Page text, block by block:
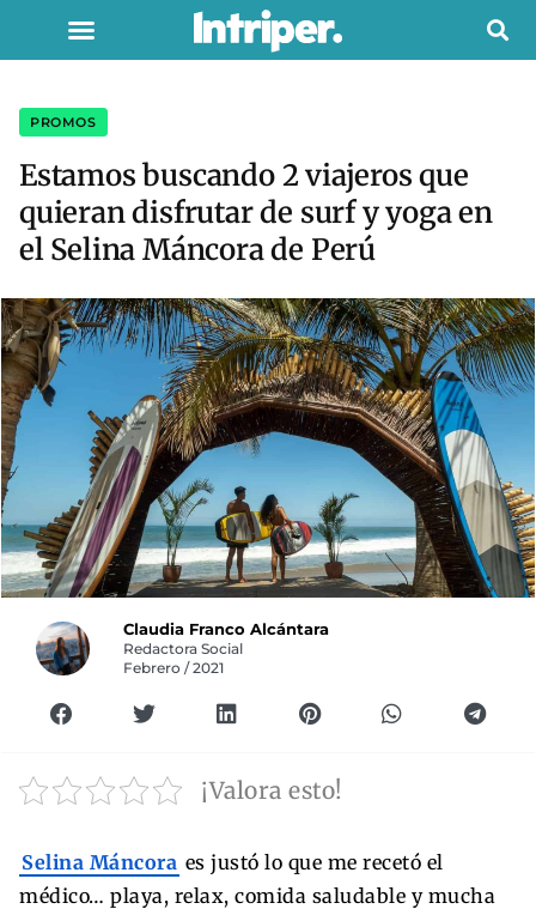
PROMOS
Estamos buscando 2 viajeros que
quieran disfrutar de surf y yoga en
el Selina Máncora de Perú
Claudia Franco Alcántara
Redactora Social
Febrero / 2021
¡Valora esto!
Selina Máncora es justó lo que me recetó el
médico… playa, relax, comida saludable y mucha